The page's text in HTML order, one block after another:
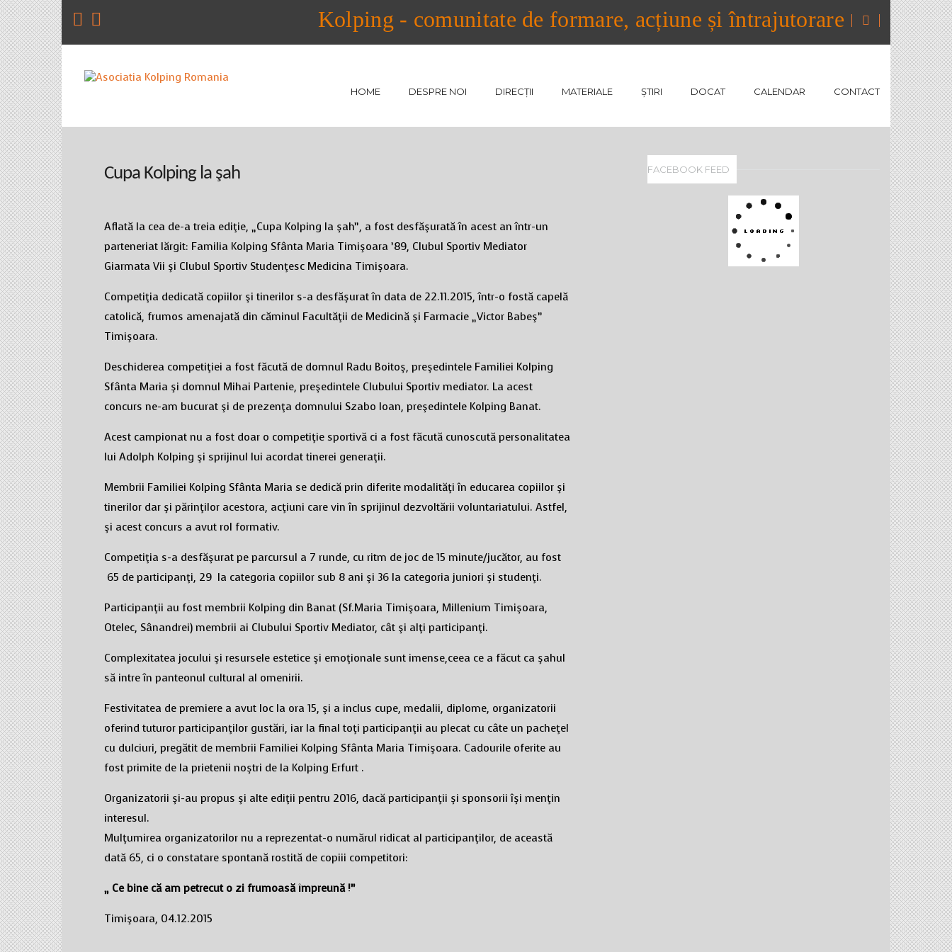
Kolping - comunitate de formare, acțiune și întrajutorare
HOME DESPRE NOI DIRECȚII MATERIALE ȘTIRI DOCAT CALENDAR CONTACT
Cupa Kolping la şah
Aflată la cea de-a treia ediţie, „Cupa Kolping la şah”, a fost desfăşurată în acest an într-un
parteneriat lărgit: Familia Kolping Sfânta Maria Timişoara ’89, Clubul Sportiv Mediator
Giarmata Vii şi Clubul Sportiv Studenţesc Medicina Timişoara.
Competiţia dedicată copiilor şi tinerilor s-a desfăşurat în data de 22.11.2015, într-o fostă capelă
catolică, frumos amenajată din căminul Facultăţii de Medicină şi Farmacie „Victor Babeş”
Timişoara.
Deschiderea competiţiei a fost făcută de domnul Radu Boitoş, preşedintele Familiei Kolping
Sfânta Maria şi domnul Mihai Partenie, preşedintele Clubului Sportiv mediator. La acest
concurs ne-am bucurat şi de prezenţa domnului Szabo Ioan, preşedintele Kolping Banat.
Acest campionat nu a fost doar o competiţie sportivă ci a fost făcută cunoscută personalitatea
lui Adolph Kolping şi sprijinul lui acordat tinerei generaţii.
Membrii Familiei Kolping Sfânta Maria se dedică prin diferite modalităţi în educarea copiilor şi
tinerilor dar şi părinţilor acestora, acţiuni care vin în sprijinul dezvoltării voluntariatului. Astfel,
şi acest concurs a avut rol formativ.
Competiţia s-a desfăşurat pe parcursul a 7 runde, cu ritm de joc de 15 minute/jucător, au fost
65 de participanţi, 29 la categoria copiilor sub 8 ani şi 36 la categoria juniori şi studenţi.
Participanţii au fost membrii Kolping din Banat (Sf.Maria Timişoara, Millenium Timişoara,
Otelec, Sânandrei) membrii ai Clubului Sportiv Mediator, cât şi alţi participanţi.
Complexitatea jocului şi resursele estetice şi emoţionale sunt imense,ceea ce a făcut ca şahul
să intre în panteonul cultural al omenirii.
Festivitatea de premiere a avut loc la ora 15, şi a inclus cupe, medalii, diplome, organizatorii
oferind tuturor participanţilor gustări, iar la final toţi participanţii au plecat cu câte un pacheţel
cu dulciuri, pregătit de membrii Familiei Kolping Sfânta Maria Timişoara. Cadourile oferite au
fost primite de la prietenii noştri de la Kolping Erfurt .
Organizatorii şi-au propus şi alte ediţii pentru 2016, dacă participanţii şi sponsorii îşi menţin
interesul.
Mulţumirea organizatorilor nu a reprezentat-o numărul ridicat al participanţilor, de această
dată 65, ci o constatare spontană rostită de copiii competitori:
„ Ce bine căam petrecut o zi frumoasăîmpreună!”
Timişoara, 04.12.2015
FACEBOOK FEED